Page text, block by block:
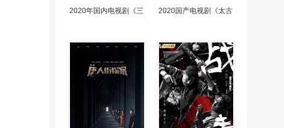
2020年国内电视剧《三 2020国产电视剧《太古